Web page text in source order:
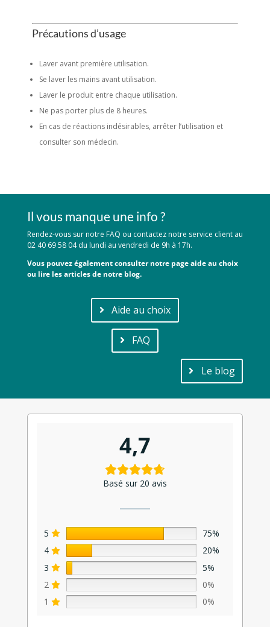
Précautions d’usage
Laver avant première utilisation.
Se laver les mains avant utilisation.
Laver le produit entre chaque utilisation.
Ne pas porter plus de 8 heures.
En cas de réactions indésirables, arrêter l’utilisation et
consulter son médecin.
Il vous manque une info ?
Rendez-vous sur notre FAQ ou contactez notre service client au
02 40 69 58 04 du lundi au vendredi de 9h à 17h.
Vous pouvez également consulter notre page aide au choix
ou lire les articles de notre blog.
Aide au choix
FAQ
Le blog
4,7
Basé sur 20 avis
5
75%
4
20%
3
5%
2
0%
1
0%